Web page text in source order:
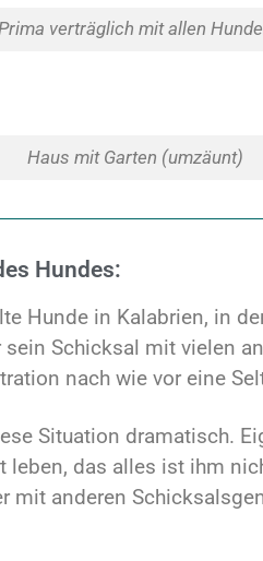
verträglich mit allen
Haus mit Garten (umzäunt)
Hundes:
Hunde in Kalabrien, in
Schicksal mit vielen
nach wie vor eine
Situation dramatisch.
leben, das alles ist ihm
mit anderen